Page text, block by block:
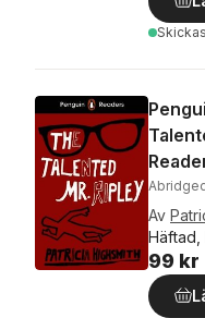
Skickas
Av
Häftad,
99 kr